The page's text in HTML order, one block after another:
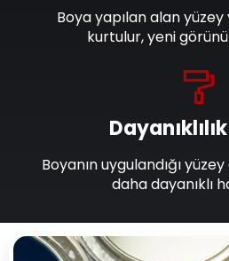
Boyanın uygulandığı
daha dayanıklı
Boya yapılan alan
kurtulur, yeni